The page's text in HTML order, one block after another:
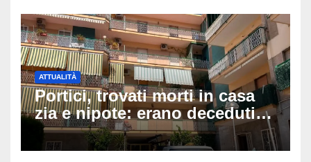
ATTUALITÀ
Portici, trovati morti in casa
zia e nipote: erano deceduti
da giorni, il caldo tra le
ipotesi al vaglio